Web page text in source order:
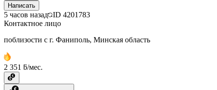
Написать
5 часов назад ID 4201783
Контактное лицо
поблизости с г. Фаниполь, Минская область
2 351 ƃ/мес.